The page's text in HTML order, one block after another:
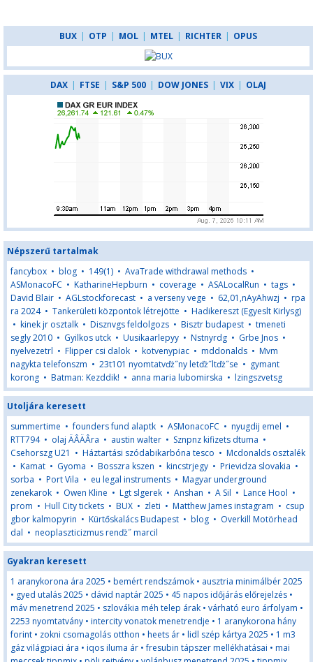
BUX | OTP | MOL | MTEL | RICHTER | OPUS
DAX | FTSE | S&P 500 | DOW JONES | VIX | OLAJ
Népszerű tartalmak
fancybox • blog • 149(1) • AvaTrade withdrawal methods •
ASMonacoFC • KatharineHepburn • coverage • ASALocalRun • tags •
David Blair • AGLstockforecast • a verseny vege • 62,01,nAyAhwzj • rpa
ra 2024• Tankerületi központok létrejötte • Hadikereszt (Egyeslt Kirlysg)
• kinek jr osztalk • Disznvgs feldolgozs • Bisztr budapest • tmeneti
segly 2010 • Gyilkos utck • Uusikaarlepyy • Nstnyrdg • Grbe Jnos •
nyelvezetrl • Flipper csi dalok • kotvenypiac • mddonalds • Mvm
nagykta telefonszm • 23t101 nyomtatvďż˝ny letďż˝ltďż˝se • gymant
korong • Batman: Kezddik! • anna maria lubomirska • lzingszvetsg
Utoljára keresett
summertime •founders fund alaptk • ASMonacoFC • nyugdij emel •
RTT794• olaj ÄÂÄÂra • austin walter • Sznpnz kifizets dtuma •
Csehorszg U21 • Háztartási szódabikarbóna tesco • Mcdonalds osztalék
• Kamat • Gyoma • Bosszra kszen • kincstrjegy • Prievidza slovakia •
sorba • Port Vila • eu legal instruments • Magyar underground
zenekarok • Owen Kline • Lgt slgerek • Anshan • A Sil • Lance Hool •
prom • Hull City tickets • BUX • zleti • Matthew James instagram • csup
gbor kalmopyrin • Kürtőskalács Budapest • blog • Overkill Motörhead
dal • neoplaszticizmus renďż˝ marcil
Gyakran keresett
1 aranykorona ára 2025 • bemért rendszámok • ausztria minimálbér 2025
• gyed utalás 2025 • dávid naptár 2025 • 45 napos időjárás előrejelzés •
máv menetrend 2025 • szlovákia méh telep árak • várható euro árfolyam •
2253 nyomtatvány • intercity vonatok menetrendje • 1 aranykorona hány
forint • zokni csomagolás otthon • heets ár • lidl szép kártya 2025 • 1 m3
gáz világpiaci ára • iqos iluma ár •fresubin tápszer mellékhatásai • mai